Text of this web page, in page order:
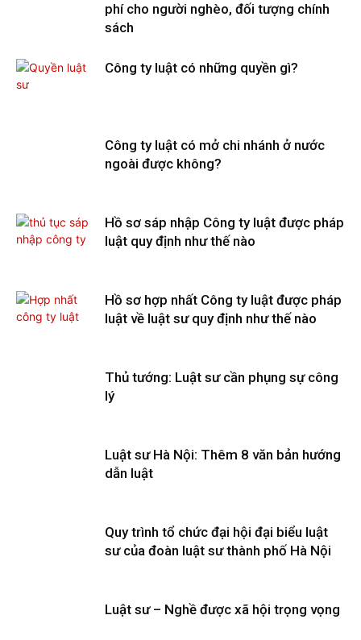
phí cho người nghèo, đối tượng chính
sách
Công ty luật có những quyền gì?
Công ty luật có mở chi nhánh ở nước
ngoài được không?
Hồ sơ sáp nhập Công ty luật được pháp
luật quy định như thế nào
Hồ sơ hợp nhất Công ty luật được pháp
luật về luật sư quy định như thế nào
Thủ tướng: Luật sư cần phụng sự công
lý
Luật sư Hà Nội: Thêm 8 văn bản hướng
dẫn luật
Quy trình tổ chức đại hội đại biểu luật
sư của đoàn luật sư thành phố Hà Nội
Luật sư – Nghề được xã hội trọng vọng